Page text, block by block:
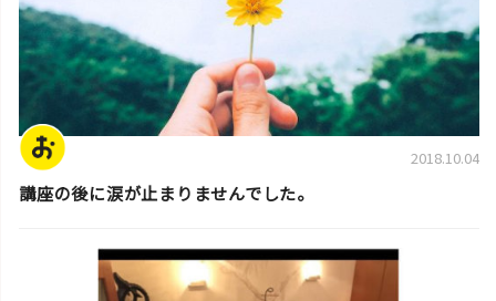
2018.10.04
講座の後に涙が止まりませんでした。
スタッフ活動日誌